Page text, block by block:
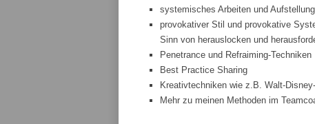
systemisches Arbeiten und
provokativer Stil und provokative
Sinn von herauslocken und
Penetrance und Refraiming-Techniken
Best Practice Sharing
Kreativtechniken wie z.B. Walt-
Mehr zu meinen Methoden im